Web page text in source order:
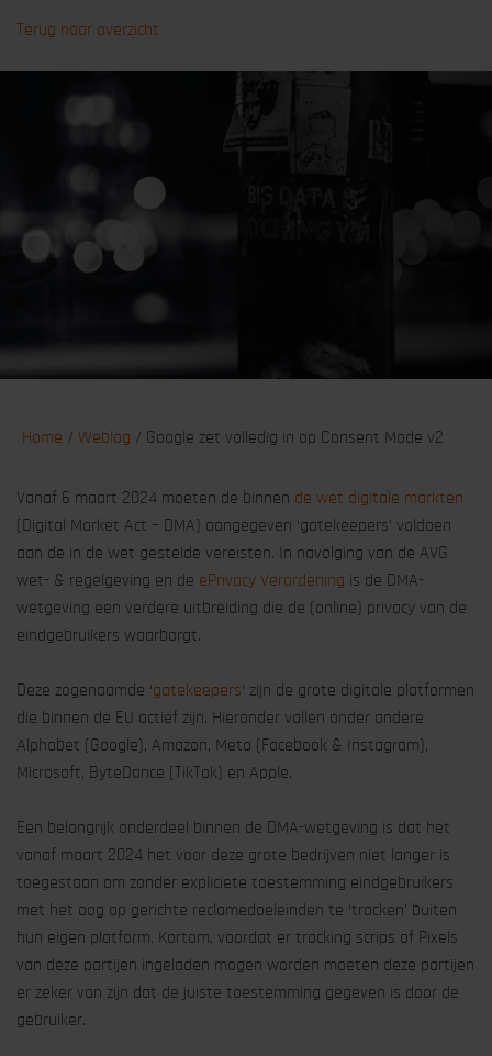
Terug naar overzicht
Home / Weblog / Google zet volledig in op Consent Mode v2
Vanaf 6 maart 2024 moeten de binnen de wet digitale markten
(Digital Market Act – DMA) aangegeven ‘gatekeepers’ voldoen
aan de in de wet gestelde vereisten. In navolging van de AVG
wet- & regelgeving en de ePrivacy Verordening is de DMA-
wetgeving een verdere uitbreiding die de (online) privacy van de
eindgebruikers waarborgt.
Deze zogenaamde ‘gatekeepers’ zijn de grote digitale platformen
die binnen de EU actief zijn. Hieronder vallen onder andere
Alphabet (Google), Amazon, Meta (Facebook & Instagram),
Microsoft, ByteDance (TikTok) en Apple.
Een belangrijk onderdeel binnen de DMA-wetgeving is dat het
vanaf maart 2024 het voor deze grote bedrijven niet langer is
toegestaan om zonder expliciete toestemming eindgebruikers
met het oog op gerichte reclamedoeleinden te ‘tracken’ buiten
hun eigen platform. Kortom, voordat er tracking scrips of Pixels
van deze partijen ingeladen mogen worden moeten deze partijen
er zeker van zijn dat de juiste toestemming gegeven is door de
gebruiker.